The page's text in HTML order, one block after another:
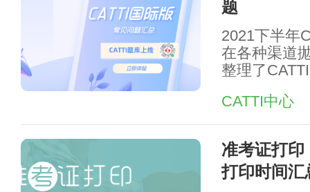
题
2021下半年
在各种渠道
整理了
CATTI中心
准考证打印
打印时间汇